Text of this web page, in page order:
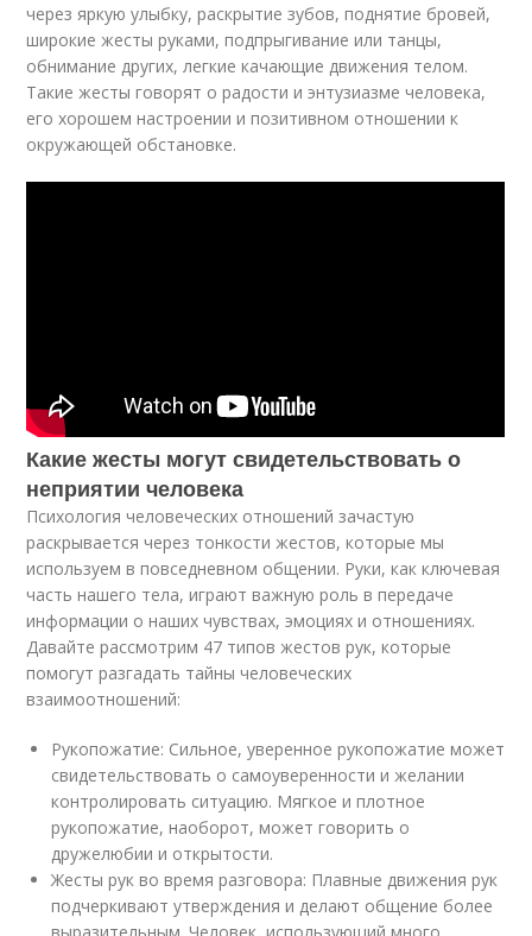
через яркую улыбку, раскрытие зубов, поднятие бровей,
широкие жесты руками, подпрыгивание или танцы,
обнимание других, легкие качающие движения телом.
Такие жесты говорят о радости и энтузиазме человека,
его хорошем настроении и позитивном отношении к
окружающей обстановке.
Какие жесты могут свидетельствовать о
неприятии человека
Психология человеческих отношений зачастую
раскрывается через тонкости жестов, которые мы
используем в повседневном общении. Руки, как ключевая
часть нашего тела, играют важную роль в передаче
информации о наших чувствах, эмоциях и отношениях.
Давайте рассмотрим 47 типов жестов рук, которые
помогут разгадать тайны человеческих
взаимоотношений:
Рукопожатие: Сильное, уверенное рукопожатие может
свидетельствовать о самоуверенности и желании
контролировать ситуацию. Мягкое и плотное
рукопожатие, наоборот, может говорить о
дружелюбии и открытости.
Жесты рук во время разговора: Плавные движения рук
подчеркивают утверждения и делают общение более